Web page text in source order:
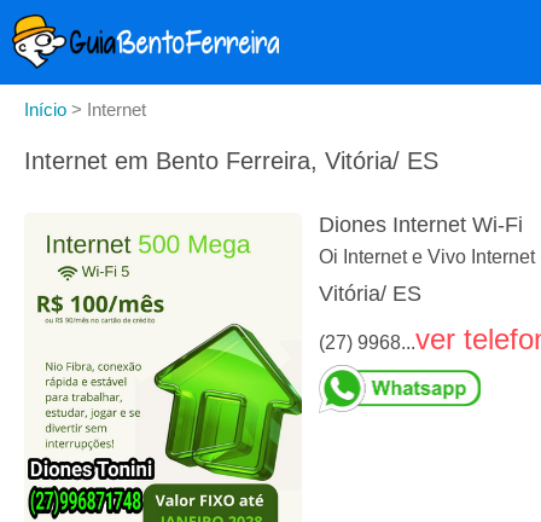
Início > Internet
Internet em Bento Ferreira, Vitória/ ES
Diones Internet Wi-Fi
Oi Internet e Vivo Internet
Vitória/ ES
(27) 9968...ver